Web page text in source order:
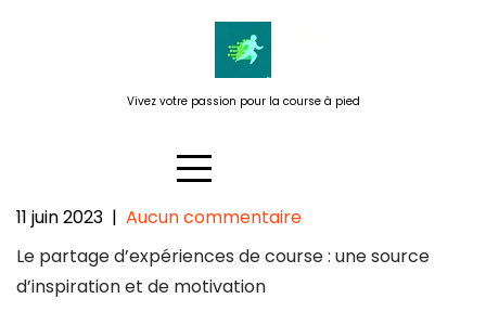
Vivez votre passion pour la course à pied
Le partage d’expériences de
course : une source
11 juin 2023 | Aucun commentaire
Le partage d’expériences de course : une source
d’inspiration et de motivation